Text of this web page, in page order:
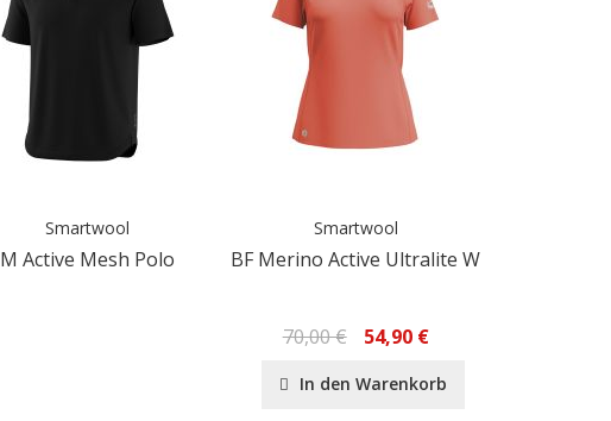
Smartwool
M Active Mesh Polo
Smartwool
BF Merino Active Ultralite W
70,00 € 54,90 €
In den Warenkorb